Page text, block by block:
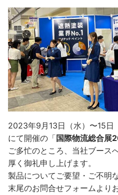
2023年9月13日（水）〜15日
にて開催の「 国際物流総合展
ご多忙のところ、当社ブース
厚く御礼申し上げます。
製品についてご要望・ご不明
末尾のお問合せフォームより